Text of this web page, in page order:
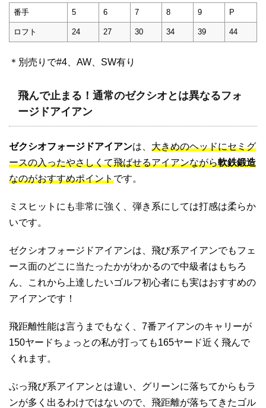
番手 5 6 7 8 9 P
ロフト 24 27 30 34 39 44
＊別売りで#4、AW、SW有り
飛んで止まる！通常のゼクシオとは異なるフォ
ージドアイアン
ゼクシオフォージドアイアンは、 大きめのヘッドにセミグ
ースの入ったやさしくて飛ばせるアイアンながら軟鉄鍛造
なのがおすすめポイントです。
ミスヒットにも非常に強く、弾き系にしては打感は柔らか
いです。
ゼクシオフォージドアイアンは、飛び系アイアンでもフェ
ース面のどこに当たったかがわかるので中級者はもちろ
ん、これから上達したいゴルフ初心者にも実はおすすめの
アイアンです！
飛距離性能は言うまでもなく、7番アイアンのキャリーが
150ヤードちょっとの私が打っても165ヤード近く飛んで
くれます。
ぶっ飛び系アイアンとは違い、グリーンに落ちてからもラ
ンが多く出るわけではないので、飛距離が落ちてきたゴル